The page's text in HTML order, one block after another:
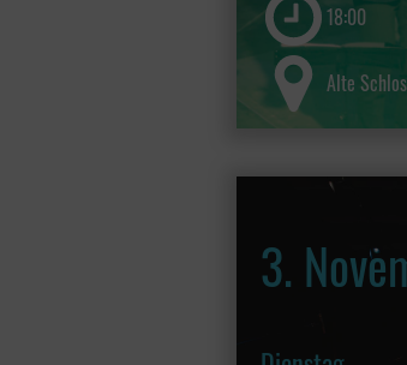
18:00
Alte
3.